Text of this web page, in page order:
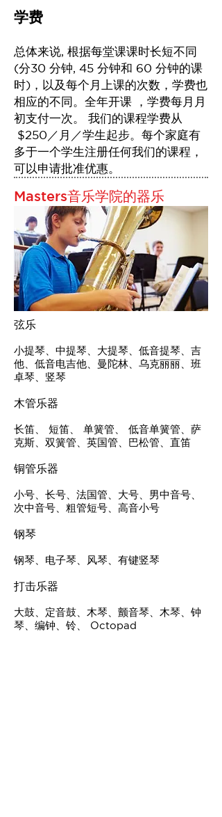
学费
总体来说, 根据每堂课课时长短不同
(分30 分钟, 45 分钟和 60 分钟的课
时)，以及每个月上课的次数，学费也
相应的不同。全年开课 ，学费每月月
初支付一次。 我们的课程学费从
$250／月／学生起步。每个家庭有
多于一个学生注册任何我们的课程，
可以申请批准优惠。
Masters音乐学院的器乐
弦乐
小提琴、中提琴、大提琴、低音提琴、吉
他、低音电吉他、曼陀林、乌克丽丽、班
卓琴、竖琴
木管乐器
长笛、 短笛、 单簧管、 低音单簧管、萨
克斯、双簧管、英国管、巴松管、直笛
铜管乐器
小号、长号、法国管、大号、男中音号、
次中音号、粗管短号、高音小号
钢琴
钢琴、电子琴、风琴、有键竖琴
打击乐器
大鼓、定音鼓、木琴、颤音琴、木琴、钟
琴、编钟、铃、 Octopad